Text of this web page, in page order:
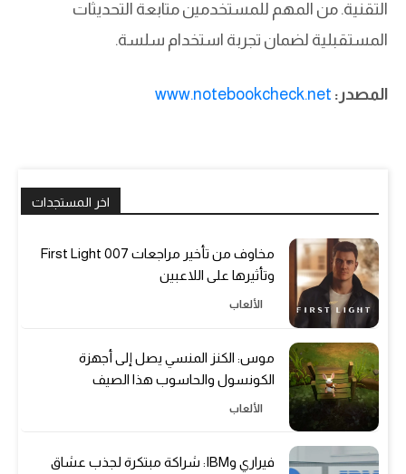
التقنية. من المهم للمستخدمين متابعة التحديثات
المستقبلية لضمان تجربة استخدام سلسة.
المصدر: www.notebookcheck.net
اخر المستجدات
مخاوف من تأخير مراجعات 007 First Light
وتأثيرها على اللاعبين
الألعاب
موس: الكنز المنسي يصل إلى أجهزة
الكونسول والحاسوب هذا الصيف
الألعاب
فيراري وIBM: شراكة مبتكرة لجذب عشاق